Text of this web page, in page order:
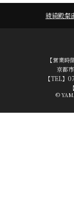
綾綺殿粲
【営業
京都
【TEL】
©